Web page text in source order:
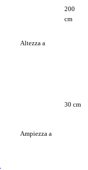
Altezza a
200
cm
Ampiezza a
30 cm